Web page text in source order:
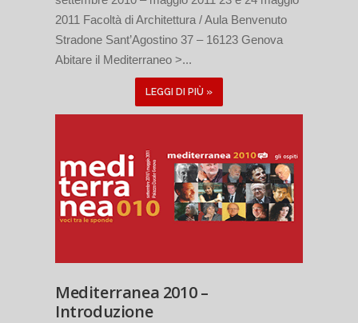
2011 Facoltà di Architettura / Aula Benvenuto
Stradone Sant’Agostino 37 – 16123 Genova
Abitare il Mediterraneo >...
LEGGI DI PIÙ »
Mediterranea 2010 –
Introduzione